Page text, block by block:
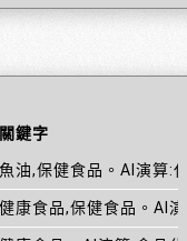
關鍵字
魚油,保健食品。AI演算:
健康食品,保健食品。AI